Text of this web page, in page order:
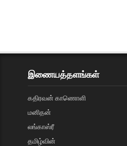
இணையத்தளங்கள்
கதிரவன் காணொளி
மனிதன்
லங்காஸ்ரீ
தமிழ்வின்